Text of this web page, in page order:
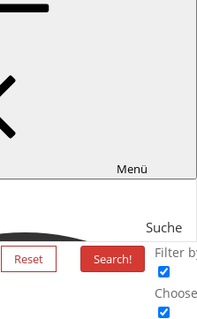
Menü
Suche
Reset Search! Filter